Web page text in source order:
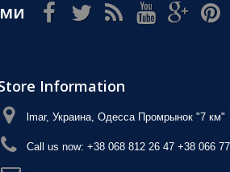
Information
lmar, Украина, Одесса Промрынок "7 км"
Call us now: +38 068 812 26 47 +38 066